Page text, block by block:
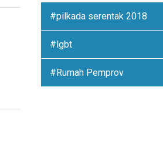
#pilkada serentak 2018
#lgbt
#Rumah Pemprov